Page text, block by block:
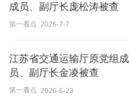
成员、副厅长庞松涛被查
第一看点 2026-7-7
江苏省交通运输厅原党组成
员、副厅长金凌被查
第一看点 2026-6-23